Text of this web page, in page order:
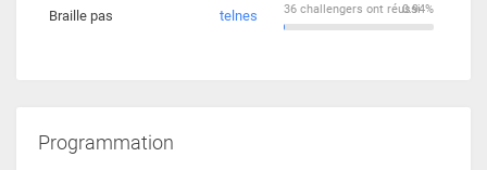
Braille pas telnes 0.94%
36 challengers ont réussi
Programmation